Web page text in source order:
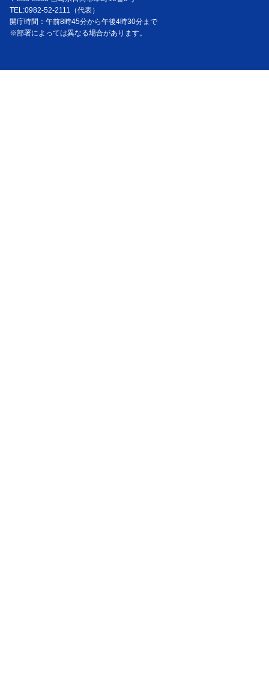
TEL:0982-52-2111（代表）
開庁時間：午前8時45分から午後4時30分まで
※部署によっては異なる場合があります。